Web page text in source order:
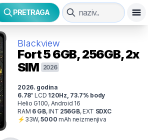
PRETRAGA
Blackview
Fort 56GB, 256GB, 2x
SIM
2026
2026. godina
6.78" LCD 120Hz 73.7% body
Helio G100, Android 16
RAM 6GB,INT 256GB,EXT SDXC
⚡ 33W,5000 mAh neizmenjiva